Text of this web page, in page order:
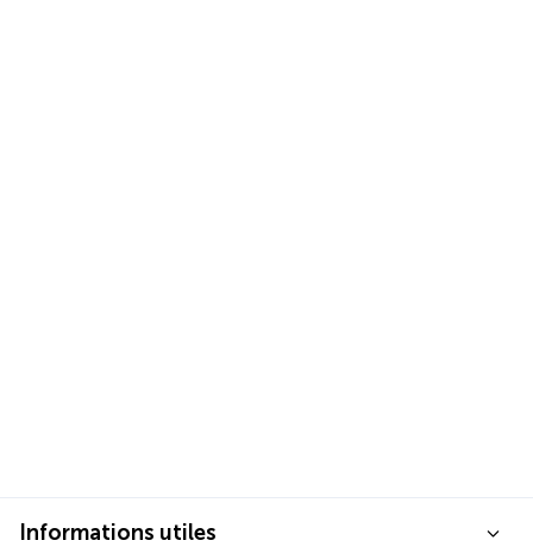
Informations utiles